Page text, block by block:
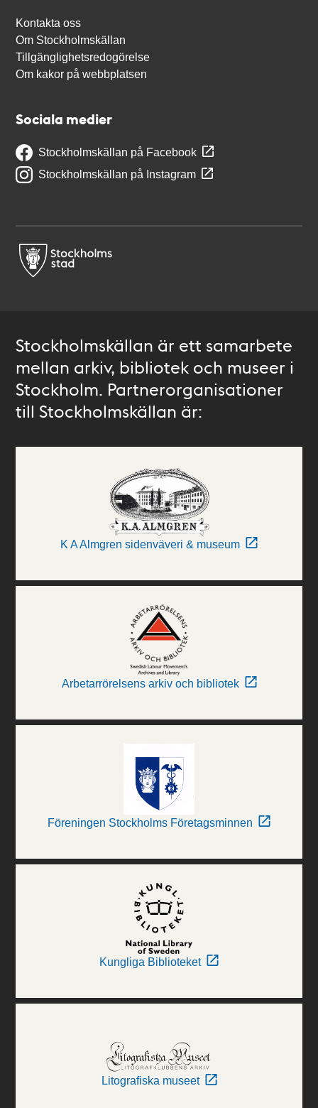
Kontakta oss
Om Stockholmskällan
Tillgänglighetsredogörelse
Om kakor på webbplatsen
Sociala medier
Stockholmskällan på Facebook
Stockholmskällan på Instagram
Stockholmskällan är ett samarbete
mellan arkiv, bibliotek och museer i
Stockholm. Partnerorganisationer
till Stockholmskällan är:
K A Almgren sidenväveri & museum
Arbetarrörelsens arkiv och bibliotek
Föreningen Stockholms Företagsminnen
Kungliga Biblioteket
Litografiska museet